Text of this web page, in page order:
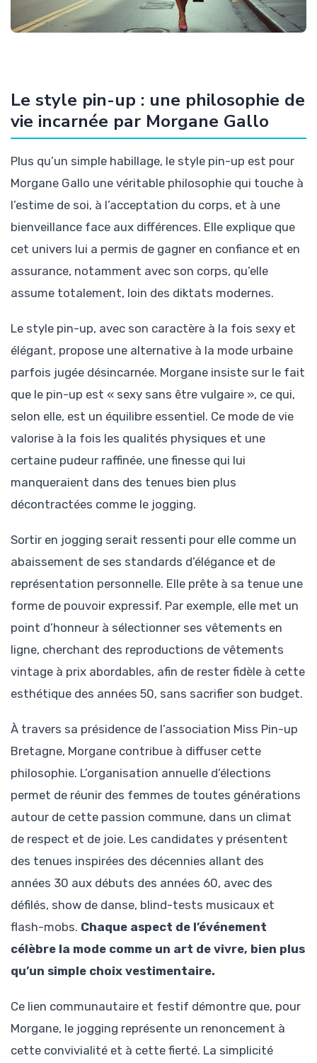
Le style pin-up : une philosophie de
vie incarnée par Morgane Gallo
Plus qu’un simple habillage, le style pin-up est pour
Morgane Gallo une véritable philosophie qui touche à
l’estime de soi, à l’acceptation du corps, et à une
bienveillance face aux différences. Elle explique que
cet univers lui a permis de gagner en confiance et en
assurance, notamment avec son corps, qu’elle
assume totalement, loin des diktats modernes.
Le style pin-up, avec son caractère à la fois sexy et
élégant, propose une alternative à la mode urbaine
parfois jugée désincarnée. Morgane insiste sur le fait
que le pin-up est « sexy sans être vulgaire », ce qui,
selon elle, est un équilibre essentiel. Ce mode de vie
valorise à la fois les qualités physiques et une
certaine pudeur raffinée, une finesse qui lui
manqueraient dans des tenues bien plus
décontractées comme le jogging.
Sortir en jogging serait ressenti pour elle comme un
abaissement de ses standards d’élégance et de
représentation personnelle. Elle prête à sa tenue une
forme de pouvoir expressif. Par exemple, elle met un
point d’honneur à sélectionner ses vêtements en
ligne, cherchant des reproductions de vêtements
vintage à prix abordables, afin de rester fidèle à cette
esthétique des années 50, sans sacrifier son budget.
À travers sa présidence de l’association Miss Pin-up
Bretagne, Morgane contribue à diffuser cette
philosophie. L’organisation annuelle d’élections
permet de réunir des femmes de toutes générations
autour de cette passion commune, dans un climat
de respect et de joie. Les candidates y présentent
des tenues inspirées des décennies allant des
années 30 aux débuts des années 60, avec des
défilés, show de danse, blind-tests musicaux et
flash-mobs. Chaque aspect de l’événement
célèbre la mode comme un art de vivre, bien plus
qu’un simple choix vestimentaire.
Ce lien communautaire et festif démontre que, pour
Morgane, le jogging représente un renoncement à
cette convivialité et à cette fierté. La simplicité